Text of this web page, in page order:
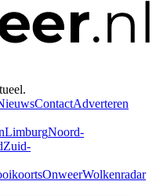
ContactAdverteren
LimburgNoord-
Zuid-
OnweerWolkenradar